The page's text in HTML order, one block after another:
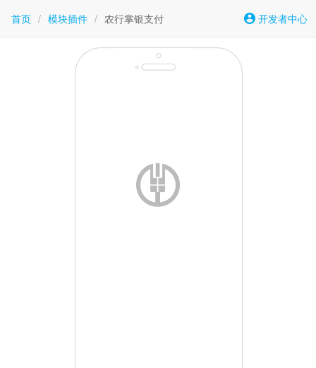
首页 / 模块插件 / 农行掌银支付 开发者中心